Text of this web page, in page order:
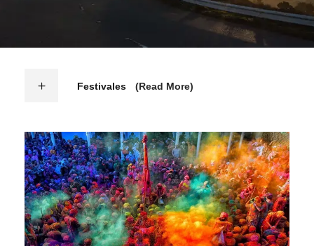
Festivales (Read More)